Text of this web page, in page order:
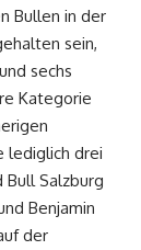
Bullen in der
sein,
sechs
Kategorie
lediglich drei
Salzburg
Benjamin
der